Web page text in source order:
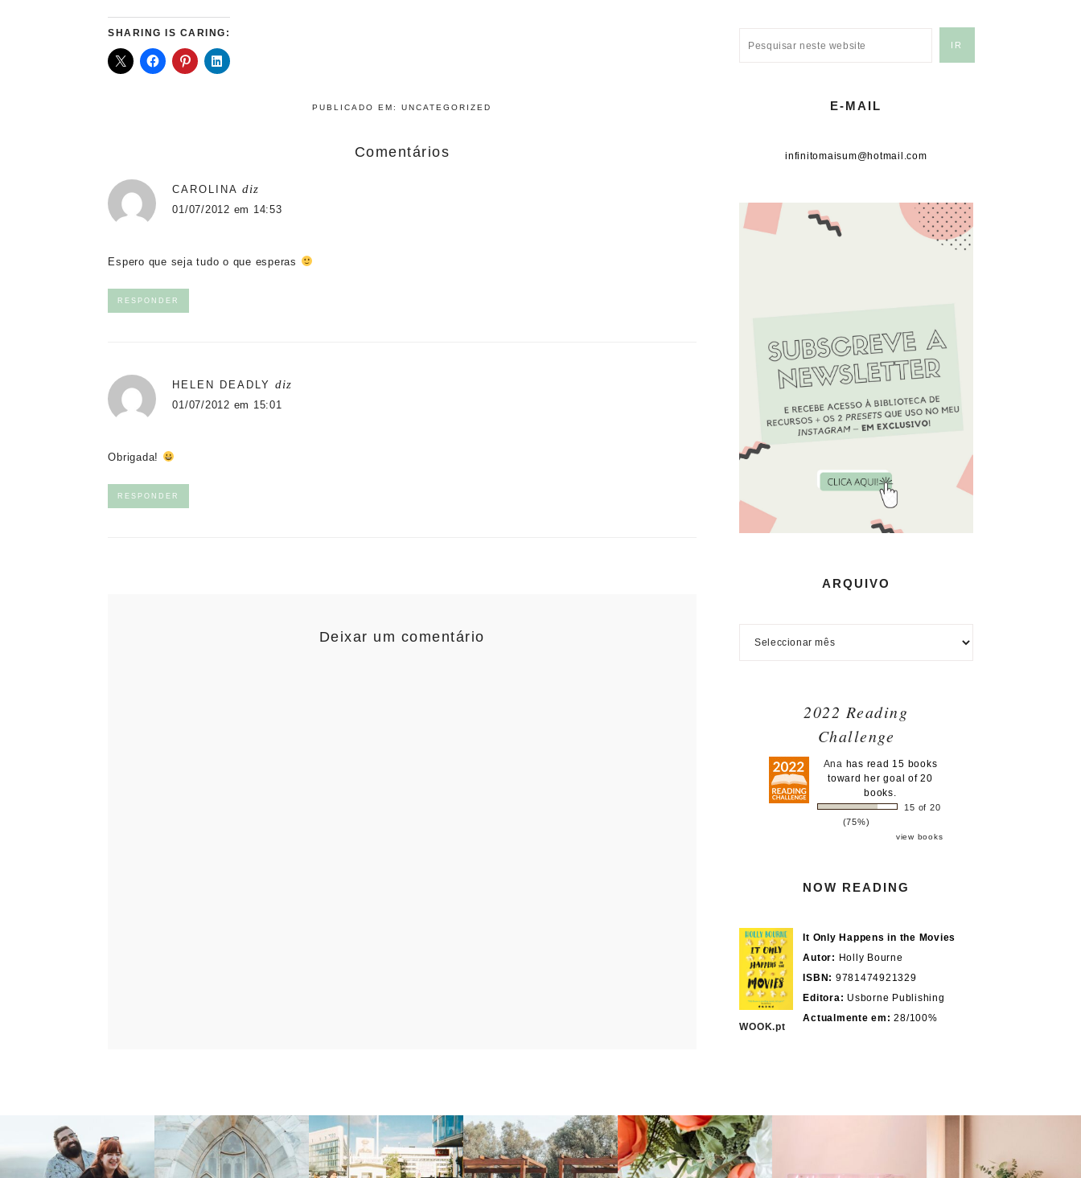
SHARING IS CARING:
PUBLICADO EM:UNCATEGORIZED
Comentários
CAROLINA diz
01/07/2012 em 14:53
Espero que seja tudo o que esperas
RESPONDER
HELEN DEADLY diz
01/07/2012 em 15:01
Obrigada!
RESPONDER
Deixar um comentário
E-MAIL
infinitomaisum@hotmail.com
ARQUIVO
2022 Reading
Challenge
Ana has read 15 books
toward her goal of 20
books.
15 of 20
(75%)
view books
NOW READING
WOOK.pt
It Only Happens in the Movies
Autor: Holly Bourne
ISBN: 9781474921329
Editora: Usborne Publishing
Actualmente em: 28/100%